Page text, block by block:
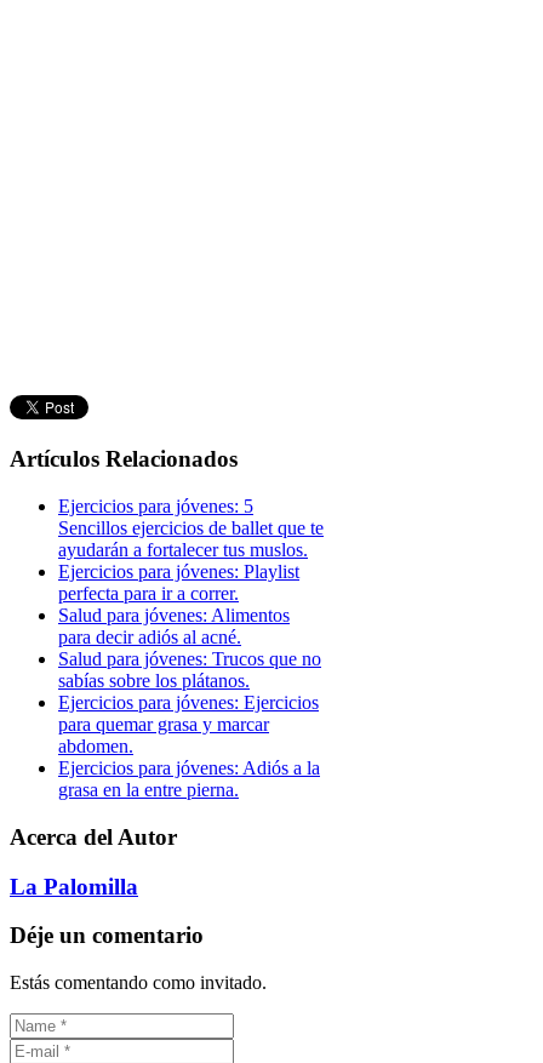
Artículos Relacionados
Ejercicios para jóvenes: 5
Sencillos ejercicios de ballet que te
ayudarán a fortalecer tus muslos.
Ejercicios para jóvenes: Playlist
perfecta para ir a correr.
Salud para jóvenes: Alimentos
para decir adiós al acné.
Salud para jóvenes: Trucos que no
sabías sobre los plátanos.
Ejercicios para jóvenes: Ejercicios
para quemar grasa y marcar
abdomen.
Ejercicios para jóvenes: Adiós a la
grasa en la entre pierna.
Acerca del Autor
La Palomilla
Déje un comentario
Estás comentando como invitado.